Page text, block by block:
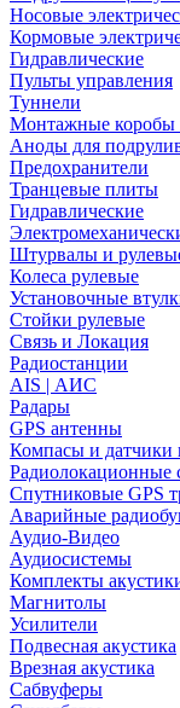
Носовые
Кормовые
Гидравлические
Пульты управления
Туннели
Монтажные коробы
Аноды для
Предохранители
Транцевые плиты
Гидравлические
Штурвалы и
Колеса рулевые
Установочные
Стойки рулевые
Связь и Локация
Радиостанции
AIS | АИС
Радары
GPS антенны
Компасы и датчики
Радиолокационные
Спутниковые GPS
Аварийные
Аудио-Видео
Аудиосистемы
Комплекты
Магнитолы
Усилители
Подвесная акустика
Врезная акустика
Сабвуферы